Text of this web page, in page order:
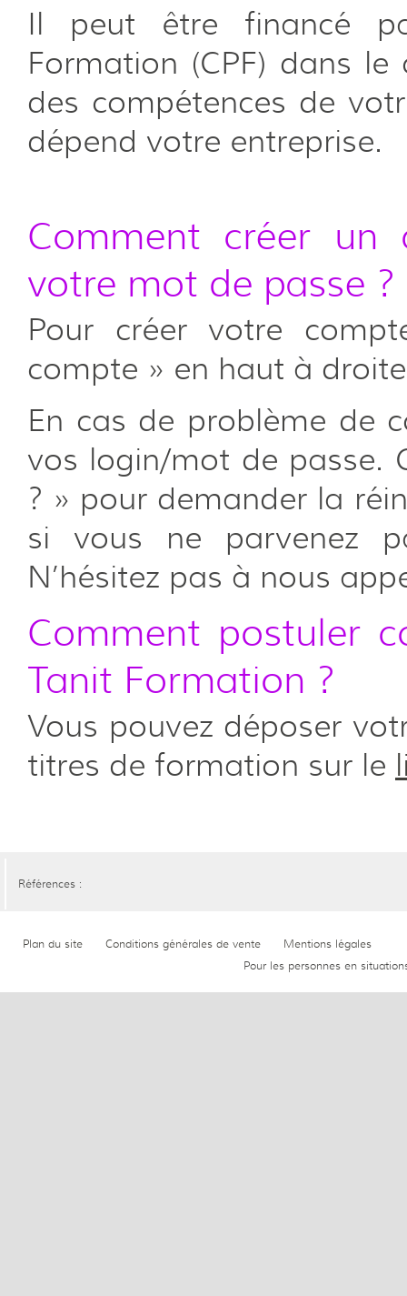
Il peut être financé
Formation (CPF) dans
des compétences de
dépend votre entreprise.
Comment créer un
votre mot de passe ?
Pour créer votre
compte » en haut à
En cas de problème de
vos login/mot de passe.
? » pour demander la
si vous ne parvenez
N’hésitez pas à nous
Comment postuler
Tanit Formation ?
Vous pouvez déposer
titres de formation sur le
Références :
Plan du site Conditions générales de vente
Mentions légales
Pour les personnes en